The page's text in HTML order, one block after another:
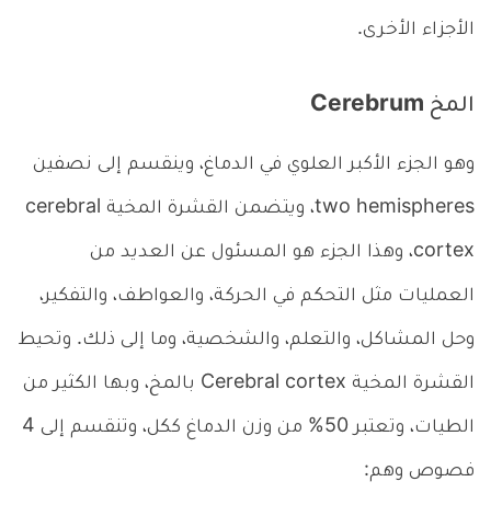
الأجزاء الأخرى.
المخ Cerebrum
وهو الجزء الأكبر العلوي في الدماغ، وينقسم إلى نصفين
two hemispheres، ويتضمن القشرة المخية cerebral
cortex، وهذا الجزء هو المسئول عن العديد من
العمليات مثل التحكم في الحركة، والعواطف، والتفكير،
وحل المشاكل، والتعلم، والشخصية، وما إلى ذلك. وتحيط
القشرة المخية Cerebral cortex بالمخ، وبها الكثير من
الطيات، وتعتبر 50% من وزن الدماغ ككل، وتنقسم إلى 4
فصوص وهم: